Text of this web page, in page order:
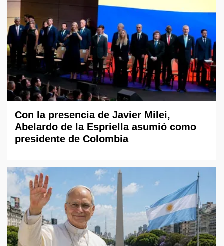
Con la presencia de Javier Milei,
Abelardo de la Espriella asumió como
presidente de Colombia